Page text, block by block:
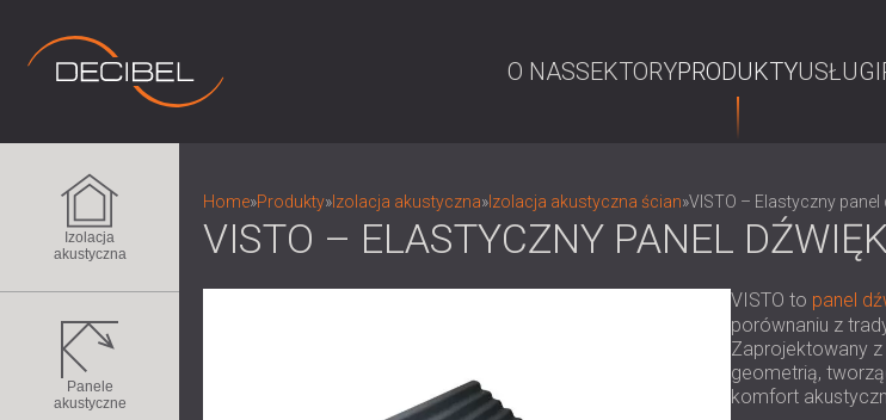
O NASSEKTORYPRODUKTYUSŁUGI
Izolacja
akustyczna
Panele
akustyczne
Home»Produkty» Izolacja akustyczna» Izolacja akustyczna ścian»VISTO – Elastyczny
VISTO – ELASTYCZNY PANEL
VISTO to panel
porównaniu z
Zaprojektowany
geometrią,
komfort